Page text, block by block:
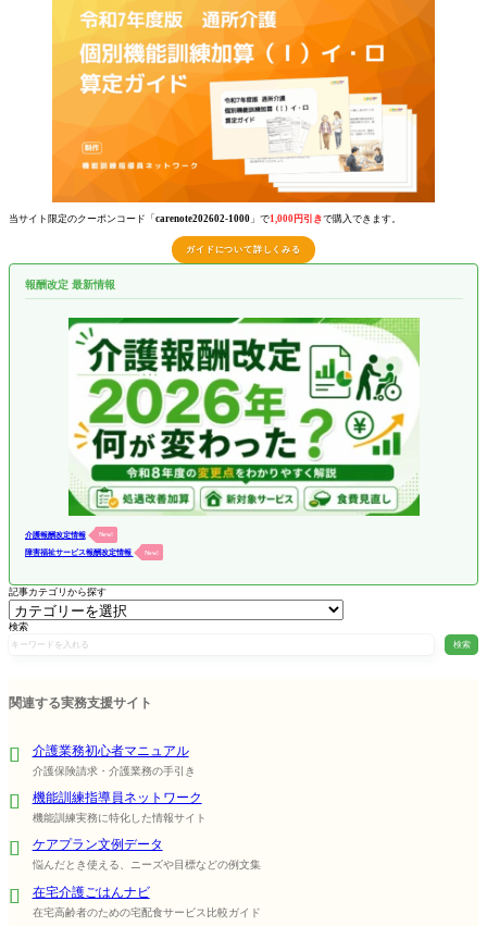
当サイト限定のクーポンコード「 carenote202602-1000 」で1,000円引きで購入できます。
ガイドについて詳しくみる
報酬改定 最新情報
介護報酬改定情報 New!
障害福祉サービス報酬改定情報 New!
記事カテゴリから探す
検索
検索
関連する実務支援サイト
介護業務初心者マニュアル
介護保険請求・介護業務の手引き
機能訓練指導員ネットワーク
機能訓練実務に特化した情報サイト
ケアプラン文例データ
悩んだとき使える、ニーズや目標などの例文集
在宅介護ごはんナビ
在宅高齢者のための宅配食サービス比較ガイド